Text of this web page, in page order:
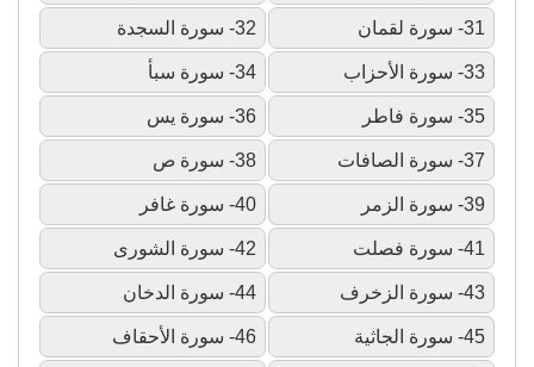
31- سورة لقمان 32- سورة السجدة
33- سورة الأحزاب 34- سورة سبأ
35- سورة فاطر 36- سورة يس
37- سورة الصافات 38- سورة ص
39- سورة الزمر 40- سورة غافر
41- سورة فصلت 42- سورة الشورى
43- سورة الزخرف 44- سورة الدخان
45- سورة الجاثية 46- سورة الأحقاف